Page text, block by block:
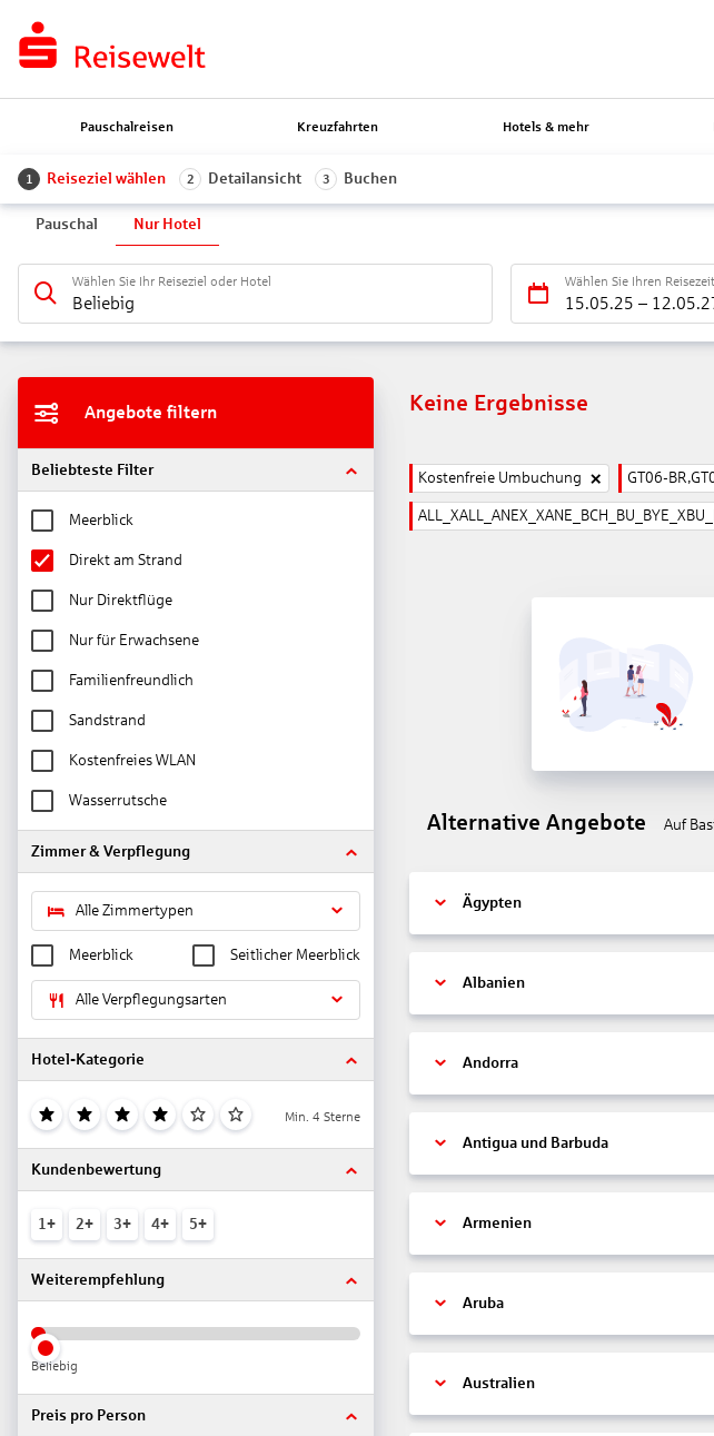
Pauschalreisen Kreuzfahrten Hotels & mehr
1 Reiseziel wählen 2 Detailansicht 3 Buchen
Pauschal Nur Hotel
Wählen Sie Ihr Reiseziel oder Hotel
Beliebig
Wählen Sie Ihren
15.05.25 –
Angebote filtern
Beliebteste Filter
Meerblick
Direkt am Strand
Nur Direktflüge
Nur für Erwachsene
Familienfreundlich
Sandstrand
Kostenfreies WLAN
Wasserrutsche
Zimmer & Verpflegung
Alle Zimmertypen
Meerblick Seitlicher Meerblick
Alle Verpflegungsarten
Hotel-Kategorie
Min. 4 Sterne
Kundenbewertung
1+ 2+ 3+ 4+ 5+
Weiterempfehlung
Beliebig
Preis pro Person
Keine Ergebnisse
Kostenfreie Umbuchung GT06-
Alternative Angebote Auf
Ägypten
Albanien
Andorra
Antigua und Barbuda
Armenien
Aruba
Australien